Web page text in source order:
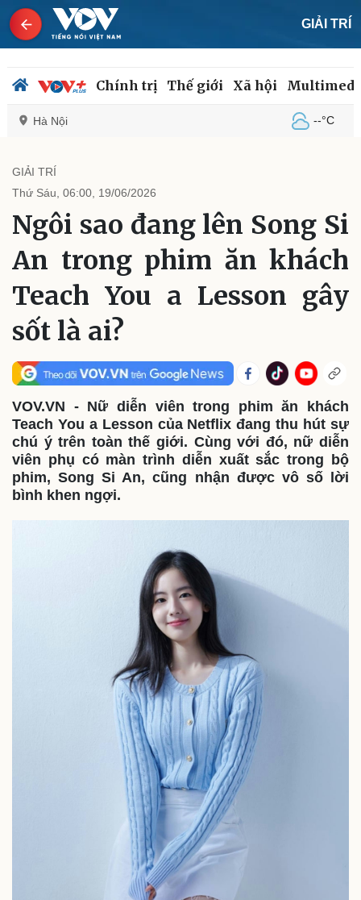
GIẢI TRÍ
Chính trị Thế giới Xã hội
Hà Nội --°C
Chính trị
Đảng
Tổ chức nhân sự
Quốc hội
Nhận diện sự thật
Tin 24h
Dự báo thời tiết
Giáo dục
Dấu ấn VOV
Việc làm
Biển đảo
GIẢI TRÍ
Thứ Sáu, 06:00, 19/06/2026
Ngôi sao đang lên Song Si
An trong phim ăn khách
Teach You a Lesson gây
sốt là ai?
VOV.VN - Nữ diễn viên trong phim ăn khách
Teach You a Lesson của Netflix đang thu hút sự
chú ý trên toàn thế giới. Cùng với đó, nữ diễn
viên phụ có màn trình diễn xuất sắc trong bộ
phim, Song Si An, cũng nhận được vô số lời
bình khen ngợi.